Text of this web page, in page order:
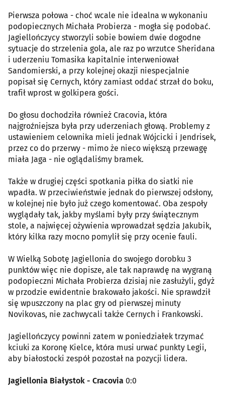
Pierwsza połowa - choć wcale nie idealna w wykonaniu
podopiecznych Michała Probierza - mogła się podobać.
Jagiellończycy stworzyli sobie bowiem dwie dogodne
sytuacje do strzelenia gola, ale raz po wrzutce Sheridana
i uderzeniu Tomasika kapitalnie interweniował
Sandomierski, a przy kolejnej okazji niespecjalnie
popisał się Cernych, który zamiast oddać strzał do boku,
trafił wprost w golkipera gości.
Do głosu dochodziła również Cracovia, która
najgroźniejsza była przy uderzeniach głową. Problemy z
ustawieniem celownika mieli jednak Wójcicki i Jendrisek,
przez co do przerwy - mimo że nieco większą przewagę
miała Jaga - nie oglądaliśmy bramek.
Także w drugiej części spotkania piłka do siatki nie
wpadła. W przeciwieństwie jednak do pierwszej odsłony,
w kolejnej nie było już czego komentować. Oba zespoły
wyglądały tak, jakby myślami były przy świątecznym
stole, a najwięcej ożywienia wprowadzał sędzia Jakubik,
który kilka razy mocno pomylił się przy ocenie fauli.
W Wielką Sobotę Jagiellonia do swojego dorobku 3
punktów więc nie dopisze, ale tak naprawdę na wygraną
podopieczni Michała Probierza dzisiaj nie zasłużyli, gdyż
w przodzie ewidentnie brakowało jakości. Nie sprawdził
się wpuszczony na plac gry od pierwszej minuty
Novikovas, nie zachwycali także Cernych i Frankowski.
Jagiellończycy powinni zatem w poniedziałek trzymać
kciuki za Koronę Kielce, która musi urwać punkty Legii,
aby białostocki zespół pozostał na pozycji lidera.
Jagiellonia Białystok - Cracovia 0:0